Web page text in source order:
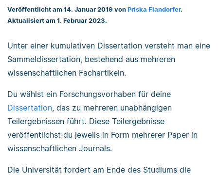
Veröffentlicht am 14. Januar 2019 von Priska Flandorfer.
Aktualisiert am 1. Februar 2023.
Unter einer kumulativen Dissertation versteht man eine
Sammeldissertation, bestehend aus mehreren
wissenschaftlichen Fachartikeln.
Du wählst ein Forschungsvorhaben für deine
Dissertation , das zu mehreren unabhängigen
Teilergebnissen führt. Diese Teilergebnisse
veröffentlichst du jeweils in Form mehrerer Paper in
wissenschaftlichen Journals.
Die Universität fordert am Ende des Studiums die